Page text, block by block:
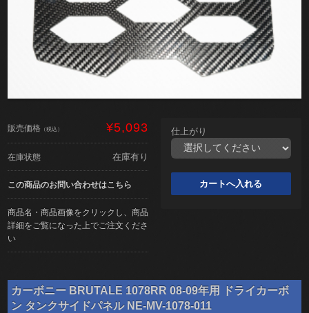
販売価格 （税込） ¥5,093
在庫状態 在庫有り
この商品のお問い合わせはこちら
商品名・商品画像をクリックし、商品
詳細をご覧になった上でご注文くださ
い
仕上がり
カーボニー BRUTALE 1078RR 08-09年用 ドライカーボ
ン タンクサイドパネル NE-MV-1078-011